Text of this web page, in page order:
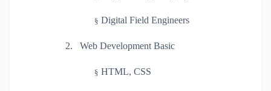
§ Digital Field Engineers
2. Web Development Basic
§ HTML, CSS